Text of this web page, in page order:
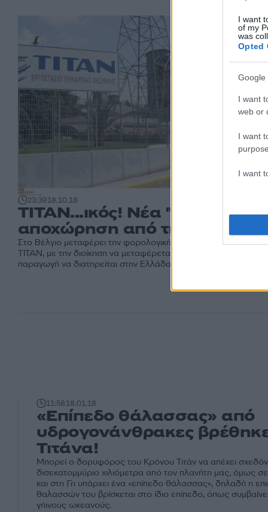
I want
of my
was
Opted
Google
I want
web or
I want
I want
23:3918.10.18
ΤΙΤΑΝ...ικός! Νέα "ηχηρή"
αποχώρηση από την Ελλάδα!
Στο Βέλγιο μεταφέρει την φορολογική της έδρα η εταιρεία
ΤΙΤΑΝ, με την διοίκηση να μεταφέρεται στην Κύπρο και την
παραγωγή να διατηρείται στην Ελλάδα.
11:5818.01.18
«Επίπεδο θάλασσας» από
υδρογονάνθρακες
Τιτάνα!
Μπορεί ο δορυφόρος του Κρόνου Τιτάν να απέχει σχεδόν
δισεκατομμύριο χιλιόμετρα από τον πλανήτη μας, όμως
και στη Γη υπάρχει ένα «επίπεδο θάλασσας», δηλαδή η
θαλασσών του βρίσκεται στο ίδιο επίπεδο, όπως
γήινους ωκεανούς.